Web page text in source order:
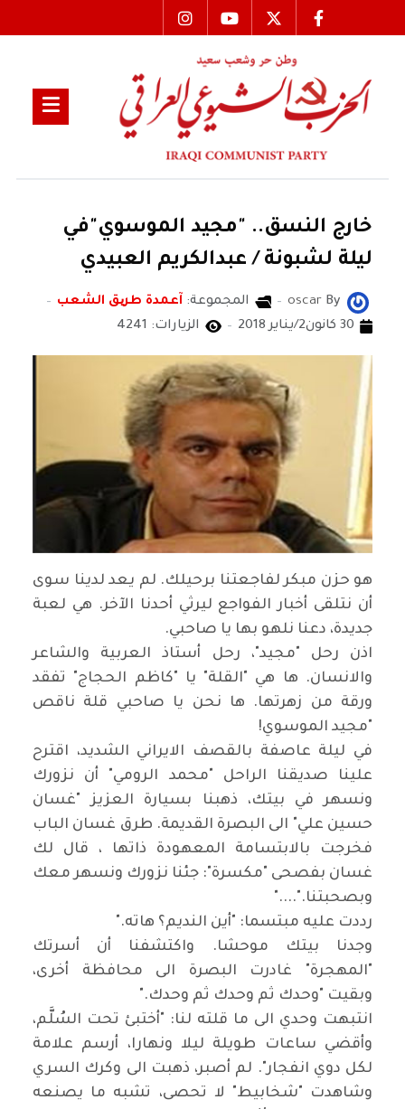
خارج النسق.. "مجيد الموسوي"في
ليلة لشبونة / عبدالكريم العبيدي
By
oscar المجموعة: آعمدة طریق الشعب
30 كانون2/يناير 2018
الزيارات: 4241
هو حزن مبكر لفاجعتنا برحيلك. لم يعد لدينا سوى
أن نتلقى أخبار الفواجع ليرثي أحدنا الآخر. هي لعبة
جديدة، دعنا نلهو بها يا صاحبي.
اذن رحل "مجيد"، رحل أستاذ العربية والشاعر
والانسان. ها هي "القلة" يا
كاظم الحجاج" تفقد
ورقة من زهرتها. ها نحن يا صاحبي قلة ناقص
"مجيد الموسوي!
في ليلة عاصفة بالقصف الايراني الشديد، اقترح
علينا صديقنا الراحل "محمد الرومي" أن نزورك
ونسهر في بيتك، ذهبنا بسيارة العزيز "غسان
حسين علي" الى البصرة القديمة. طرق غسان الباب
فخرجت بالابتسامة المعهودة ذاتها ، قال لك
غسان بفصحى "مكسرة": جئنا نزورك ونسهر معك
وبصحبتنا"....".
رددت عليه مبتسما: "أين النديم؟ هاته".
وجدنا بيتك موحشا. واكتشفنا أن أسرتك
"المهجرة" غادرت البصرة الى محافظة أخرى،
وبقيت "وحدك ثم وحدك ثم وحدك".
انتبهت وحدي الى ما قلته لنا: "أختبئ تحت السُلَّم،
وأقضي ساعات طويلة ليلا ونهارا، أرسم علامة
لكل دوي انفجار". لم أصبر، ذهبت الى وكرك السري
وشاهدت "شخابيط" لا تحصى، تشبه ما يصنعه